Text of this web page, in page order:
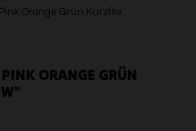
Orange Grün Kurzflor
ORANGE GRÜN